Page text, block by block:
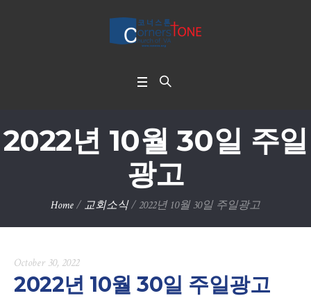
2022년 10월 30일 주일
광고
Home/ 교회소식/2022년 10월 30일 주일광고
October 30, 2022
2022년 10월 30일 주일광고